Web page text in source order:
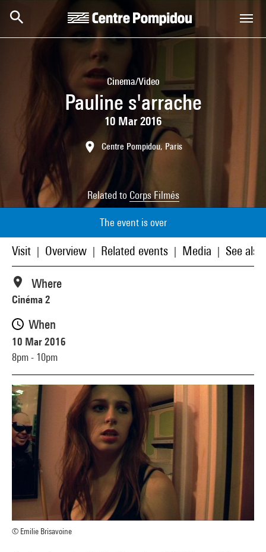
Cinema/Video
Pauline s'arrache
10 Mar 2016
Centre Pompidou, Paris
Related to Corps Filmés
The event is over
Visit Overview Related events Media See also
© Emilie Brisavoine
Where
Cinéma 2
When
10 Mar 2016
8pm - 10pm